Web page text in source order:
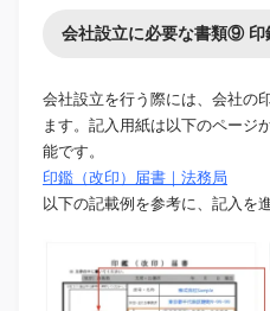
会社設立に必要な書類⑨ 印
会社設立を行う際には、会社の
ます。記入用紙は以下のページ
能です。
印鑑（改印）届書｜法務局
以下の記載例を参考に、記入を